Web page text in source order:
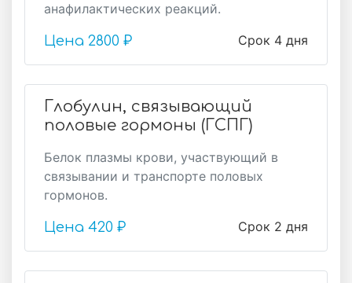
анафилактических реакций.
Срок 4 дня
Цена 2800 ₽
Глобулин, связывающий
половые гормоны (ГСПГ)
Белок плазмы крови, участвующий в
связывании и транспорте половых
гормонов.
Срок 2 дня
Цена 420 ₽